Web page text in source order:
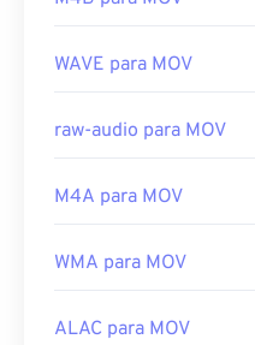
tecnologias e elas não
Desenvolvido por:
Links úteis:
https://
WAVE para MOV
raw-audio para MOV
M4A para MOV
WMA para MOV
ALAC para MOV